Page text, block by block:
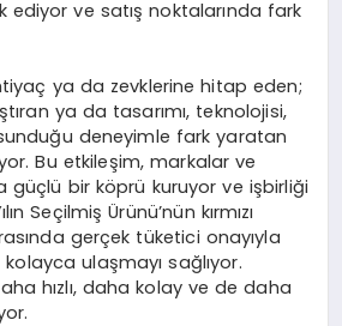
ediyor ve satış noktalarında fark
ya da zevklerine hitap eden;
ya da tasarımı, teknolojisi,
deneyimle fark yaratan
Bu etkileşim, markalar ve
güçlü bir köprü kuruyor ve işbirliği
Seçilmiş Ürünü’nün kırmızı
gerçek tüketici onayıyla
ulaşmayı sağlıyor.
hızlı, daha kolay ve de daha